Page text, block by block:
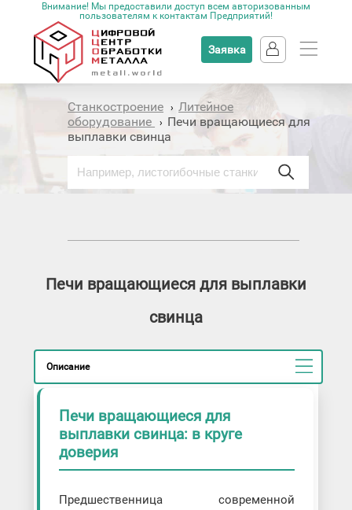
Внимание! Мы предоставили доступ всем авторизованным
пользователям к контактам Предприятий!
Заявка
Станкостроение ›Литейное
оборудование
› Печи вращающиеся для
выплавки свинца
Печи вращающиеся для выплавки
свинца
Описание
Печи вращающиеся для
выплавки свинца: в круге
доверия
Предшественница современной